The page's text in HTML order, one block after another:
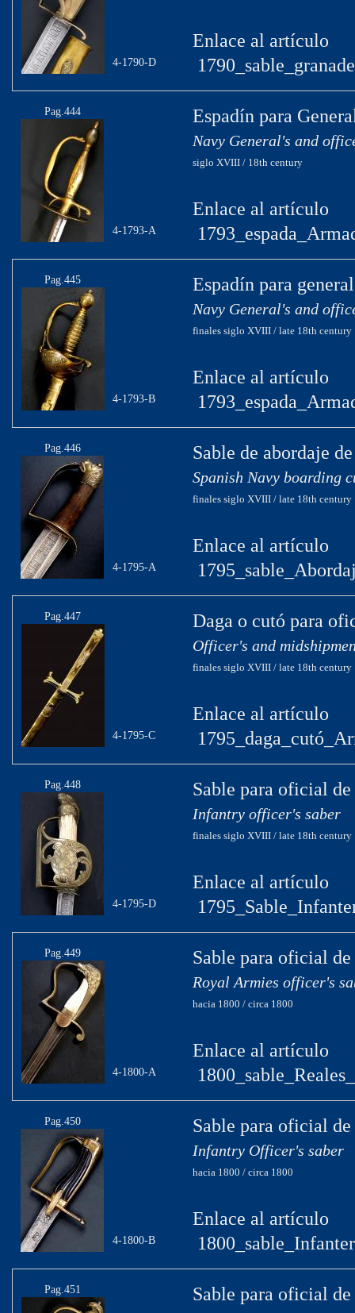
4-1790-D
Enlace al artículo
Pag.444
4-1793-A
Espadín para
Navy General's and
siglo XVIII / 18th century
Enlace al artículo
Pag.445
4-1793-B
Espadín para
Navy General's and
finales siglo XVIII / late 18th century
Enlace al artículo
Pag.446
4-1795-A
Sable de abordaje
Spanish Navy boarding
finales siglo XVIII / late 18th century
Enlace al artículo
Pag.447
4-1795-C
Daga o cutó para
Officer's and
finales siglo XVIII / late 18th century
Enlace al artículo
Pag.448
4-1795-D
Sable para oficial
Infantry officer's saber
finales siglo XVIII / late 18th century
Enlace al artículo
Pag.449
4-1800-A
Sable para oficial
Royal Armies officer's
hacia 1800 / circa 1800
Enlace al artículo
Pag.450
4-1800-B
Sable para oficial
Infantry Officer's saber
hacia 1800 / circa 1800
Enlace al artículo
Pag.451 Sable para oficial